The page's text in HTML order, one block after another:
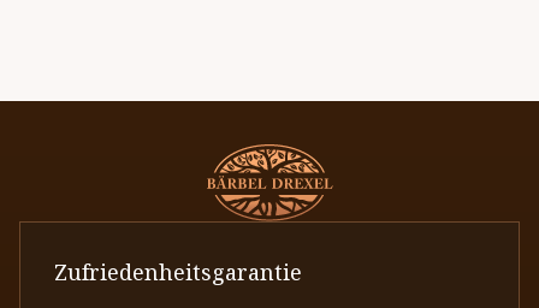
Zufriedenheitsgarantie